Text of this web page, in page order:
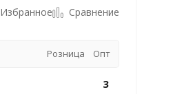
Избранное Сравнение
Розница Опт
3